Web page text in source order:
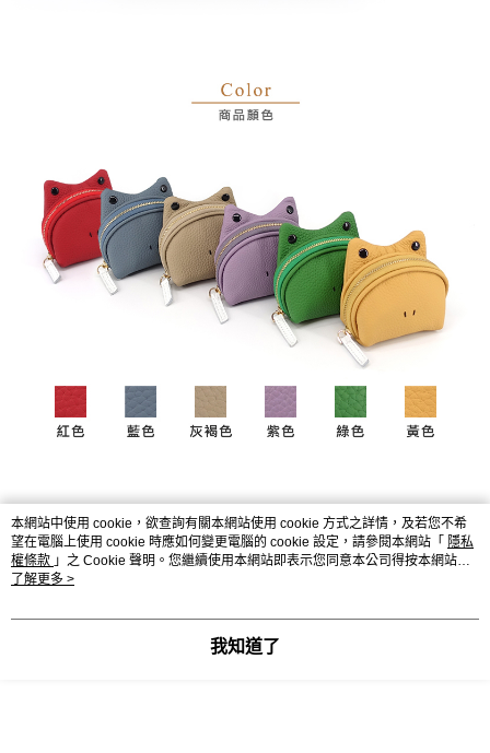
本網站中使用 cookie，欲查詢有關本網站使用 cookie 方式之詳情，及若您不希
望在電腦上使用 cookie 時應如何變更電腦的 cookie 設定，請參閱本網站「 隱私
權條款 」之 Cookie 聲明。您繼續使用本網站即表示您同意本公司得按本網站使
用條款之 Cookie 聲明使用 cookie。
了解更多 >
我知道了